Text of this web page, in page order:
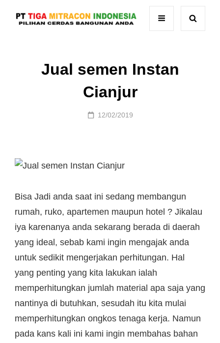
Jual semen Instan
Cianjur
Posted
12/02/2019
Bisa Jadi anda saat ini sedang membangun
rumah, ruko, apartemen maupun hotel ? Jikalau
iya karenanya anda sekarang berada di daerah
yang ideal, sebab kami ingin mengajak anda
untuk sedikit mengerjakan perhitungan. Hal
yang penting yang kita lakukan ialah
memperhitungkan jumlah material apa saja yang
nantinya di butuhkan, sesudah itu kita mulai
memperhitungkan ongkos tenaga kerja. Namun
pada kans kali ini kami ingin membahas bahan